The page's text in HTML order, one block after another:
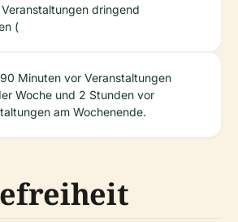
dringend
(
Minuten vor Veranstaltungen
Woche und 2 Stunden vor
am Wochenende.